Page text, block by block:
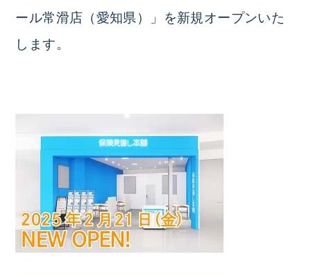
ール常滑店（愛知県）」を新規オープンいた
します。